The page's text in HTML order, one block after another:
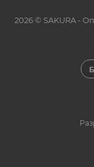
2026 © SAKURA -